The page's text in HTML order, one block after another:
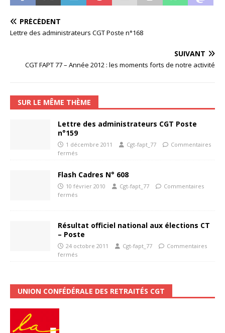
PRÉCÉDENT
Lettre des administrateurs CGT Poste n°168
SUIVANT
CGT FAPT 77 – Année 2012 : les moments forts de notre activité
SUR LE MÊME THÈME
Lettre des administrateurs CGT Poste
n°159
1 décembre 2011 Cgt-fapt_77
Commentaires
fermés
Flash Cadres N° 608
10 février 2010 Cgt-fapt_77
Commentaires
fermés
Résultat officiel national aux élections CT
– Poste
24 octobre 2011 Cgt-fapt_77
Commentaires
fermés
UNION CONFÉDÉRALE DES RETRAITÉS CGT